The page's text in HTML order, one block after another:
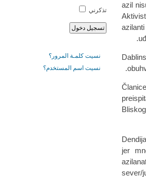
azil
jer
sever/
تذكرني
نسيت كلمـة المرور؟
نسيت اسم المستخدم؟